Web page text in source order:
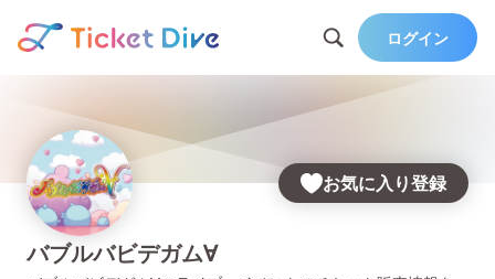
ログイン
お気に入り登録
バブルバビデガム∀